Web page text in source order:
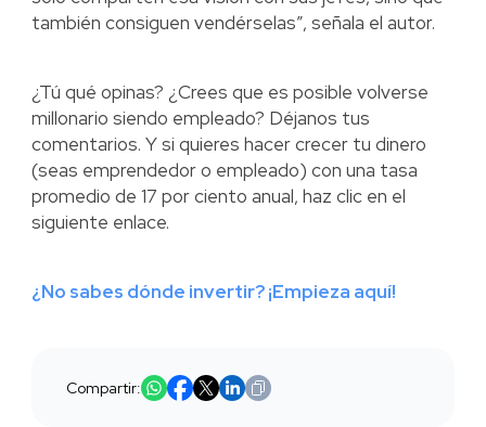
también consiguen vendérselas”, señala el autor.
¿Tú qué opinas? ¿Crees que es posible volverse
millonario siendo empleado? Déjanos tus
comentarios. Y si quieres hacer crecer tu dinero
(seas emprendedor o empleado) con una tasa
promedio de 17 por ciento anual, haz clic en el
siguiente enlace.
¿No sabes dónde invertir? ¡Empieza aquí!
Compartir: